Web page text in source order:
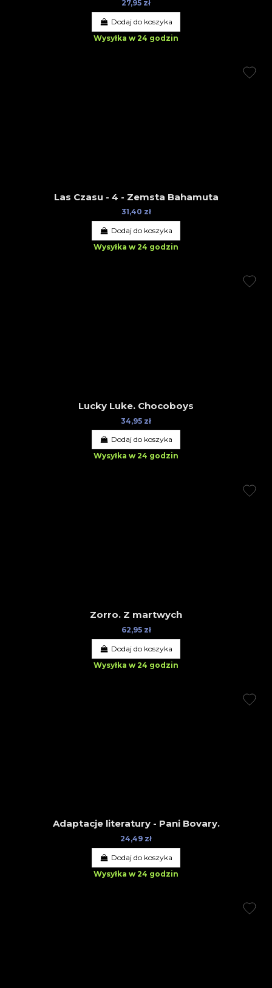
27,95 zł
Dodaj do koszyka
Wysyłka w 24 godzin
Las Czasu - 4 - Zemsta Bahamuta
31,40 zł
Dodaj do koszyka
Wysyłka w 24 godzin
Lucky Luke. Chocoboys
34,95 zł
Dodaj do koszyka
Wysyłka w 24 godzin
Zorro. Z martwych
62,95 zł
Dodaj do koszyka
Wysyłka w 24 godzin
Adaptacje literatury - Pani Bovary.
24,49 zł
Dodaj do koszyka
Wysyłka w 24 godzin